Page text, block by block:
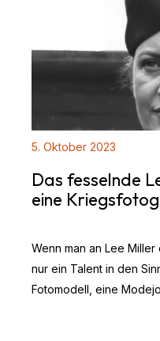
5. Oktober 2023
Das fesselnde
eine
Wenn man an Lee
nur ein Talent in den
Fotomodell, eine